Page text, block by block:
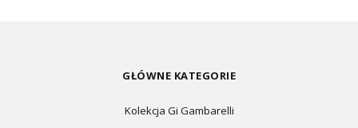
GŁÓWNE KATEGORIE
Kolekcja Gi Gambarelli